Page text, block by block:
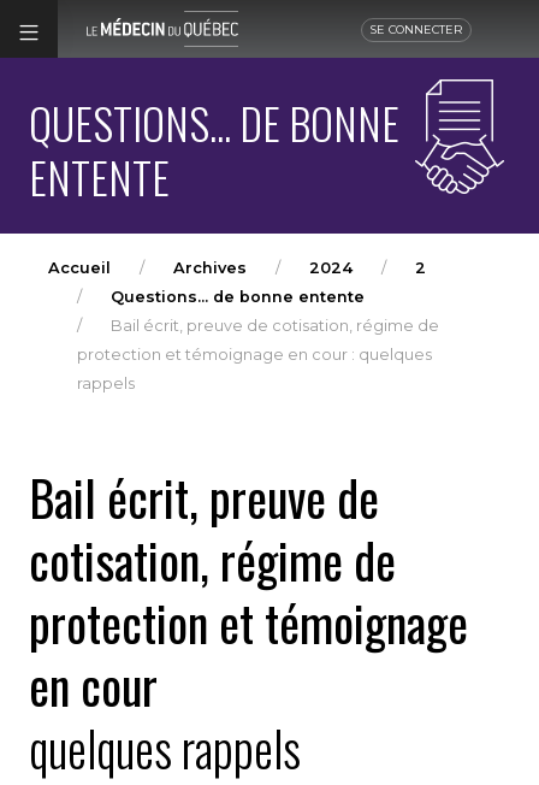
SE CONNECTER
QUESTIONS... DE BONNE
ENTENTE
Accueil Archives 2024
2
Questions... de bonne entente
Bail écrit, preuve de cotisation, régime de
protection et témoignage en cour : quelques
rappels
Bail écrit, preuve de
cotisation, régime de
protection et témoignage
en cour
quelques rappels